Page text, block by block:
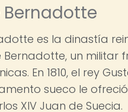
Bernadotte
es la dinastía
Bernadotte, un
En 1810, el rey
sueco le
XIV Juan de Suecia.